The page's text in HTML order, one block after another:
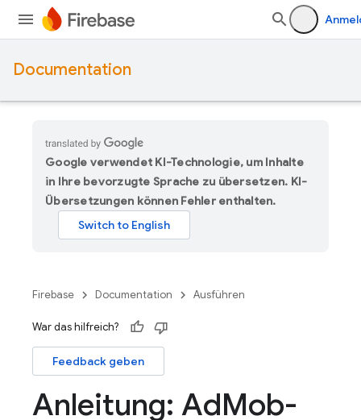
Documentation
Google verwendet KI-Technologie, um Inhalte
in Ihre bevorzugte Sprache zu übersetzen. KI-
Übersetzungen können Fehler enthalten.
Firebase Documentation Ausführen
War das hilfreich?
Feedback geben
Anleitung: AdMob-